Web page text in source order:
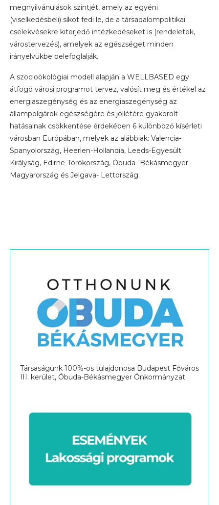
megnyilvánulások szintjét, amely az egyéni
(viselkedésbeli) síkot fedi le, de a társadalompolitikai
cselekvésekre kiterjedő intézkedéseket is (rendeletek,
várostervezés), amelyek az egészséget minden
irányelvükbe belefoglalják.
A szocioökológiai modell alapján a WELLBASED egy
átfogó városi programot tervez, valósít meg és értékel az
energiaszegénység és az energiaszegénység az
állampolgárok egészségére és jóllétére gyakorolt ​​
hatásainak csökkentése érdekében 6 különböző kísérleti
városban Európában, melyek az alábbiak: Valencia-
Spanyolország, Heerlen-Hollandia, Leeds-Egyesült
Királyság, Edirne-Törökország, Óbuda -Békásmegyer-
Magyarország és Jelgava- Lettország.
Társaságunk 100%-os tulajdonosa Budapest Főváros
III. kerület, Óbuda-Békásmegyer Önkormányzat.